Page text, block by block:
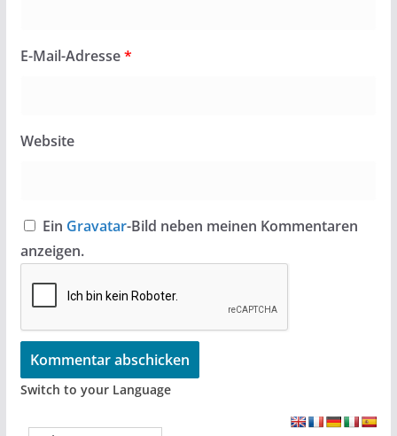
E-Mail-Adresse*
Website
Ein Gravatar-Bild neben meinen Kommentaren
anzeigen.
Switch to your Language